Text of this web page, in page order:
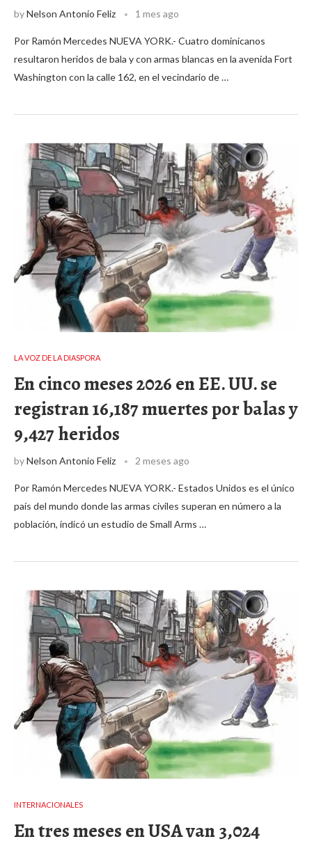
byNelson Antonio Feliz 1 mes ago
Por Ramón Mercedes NUEVA YORK.- Cuatro dominicanos
resultaron heridos de bala y con armas blancas en la avenida Fort
Washington con la calle 162, en el vecindario de …
LA VOZ DE LA DIASPORA
En cinco meses 2026 en EE. UU. se
registran 16,187 muertes por balas y
9,427 heridos
byNelson Antonio Feliz 2 meses ago
Por Ramón Mercedes NUEVA YORK.- Estados Unidos es el único
país del mundo donde las armas civiles superan en número a la
población, indicó un estudio de Small Arms …
INTERNACIONALES
En tres meses en USA van 3,024